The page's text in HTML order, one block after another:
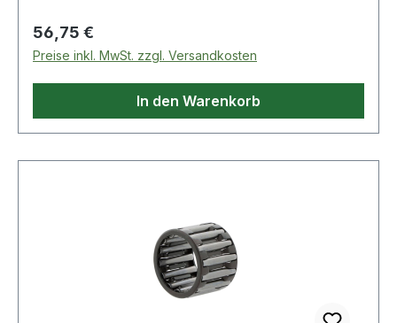
Regulärer Preis:
56,75 €
Preise inkl. MwSt. zzgl. Versandkosten
In den Warenkorb